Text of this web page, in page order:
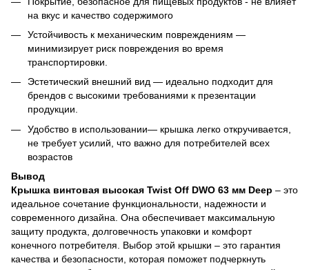
на вкус и качество содержимого
Устойчивость к механическим повреждениям —
минимизирует риск повреждения во время
транспортировки.
Эстетический внешний вид — идеально подходит для
брендов с высокими требованиями к презентации
продукции.
Удобство в использовании— крышка легко откручивается,
не требует усилий, что важно для потребителей всех
возрастов
Вывод
Крышка винтовая высокая Twist Off DWO 63 мм Deep – это
идеальное сочетание функциональности, надежности и
современного дизайна. Она обеспечивает максимальную
защиту продукта, долговечность упаковки и комфорт
конечного потребителя. Выбор этой крышки – это гарантия
качества и безопасности, которая поможет подчеркнуть